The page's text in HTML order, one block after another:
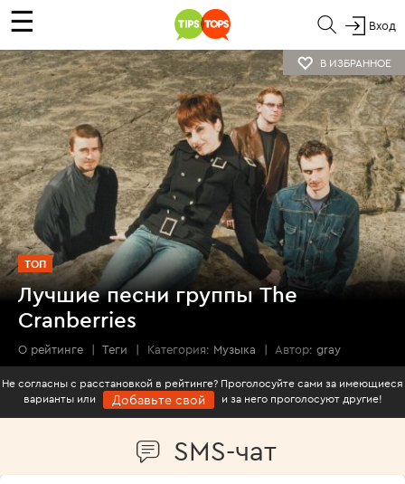
☰ Вход
В ИЗБРАННОЕ
ТОП
Лучшие песни группы The
Cranberries
О рейтинге | Теги | Категория: Музыка | Автор: gray
Не согласны с расстановкой в рейтинге? Проголосуйте сами за имеющиеся
варианты или
Добавьте свой и за него проголосуют другие!
SMS-чат